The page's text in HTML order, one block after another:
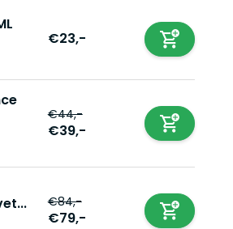
€23,-
€44,-
€39,-
€84,-
€79,-